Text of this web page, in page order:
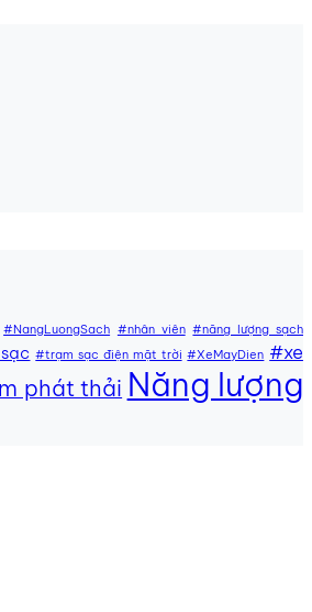
#NangLuongSach #nhân viên #năng lượng sạch
#trạm sạc điện mặt trời #XeMayDien #xe
phát thải Năng lượng